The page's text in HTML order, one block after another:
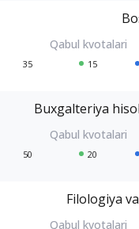
35 15
Buxgalteriya
50 20
Filologiya